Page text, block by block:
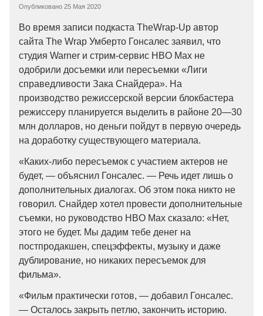
Опубликовано 25 Мая 2020
Во время записи подкаста TheWrap-Up автор
сайта The Wrap Умберто Гонсалес заявил, что
студия Warner и стрим-сервис HBO Max не
одобрили досъемки или пересъемки «Лиги
справедливости Зака Снайдера». На
производство режиссерской версии блокбастера
режиссеру планируется выделить в районе 20—30
млн долларов, но деньги пойдут в первую очередь
на доработку существующего материала.
«Каких-либо пересъемок с участием актеров не
будет, — объяснил Гонсалес. — Речь идет лишь о
дополнительных диалогах. Об этом пока никто не
говорил. Снайдер хотел провести дополнительные
съемки, но руководство HBO Max сказало: «Нет,
этого не будет. Мы дадим тебе денег на
постпродакшен, спецэффекты, музыку и даже
дублирование, но никаких пересъемок для
фильма».
«Фильм практически готов, — добавил Гонсалес.
— Осталось закрыть петлю, закончить историю.